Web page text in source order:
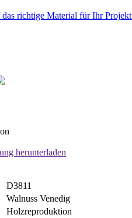
das richtige Material für Ihr Projekt
herunterladen
D3811
Walnuss Venedig
Holzreproduktion